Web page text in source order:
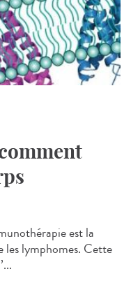
est la
lymphomes. Cette